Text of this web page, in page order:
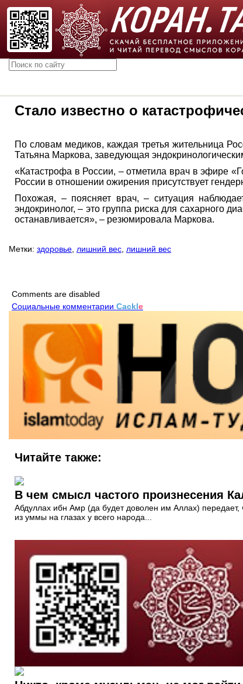
Стало известно о
По словам медиков, каждая третья жительница
Татьяна Маркова, заведующая
«Катастрофа в России, – отметила врач в эфире
России в отношении ожирения присутствует
Похожая, – поясняет врач, – ситуация
эндокринолог, – это группа риска для
останавливается», – резюмировала Маркова.
Метки: здоровье лишний вес лишний вес
Comments are disabled
Социальные комментарии Cackle
Читайте также:
В чем смысл частого произнесения
Абдуллах ибн Амр (да будет доволен им Аллах) передает,
из уммы на глазах у всего народа...